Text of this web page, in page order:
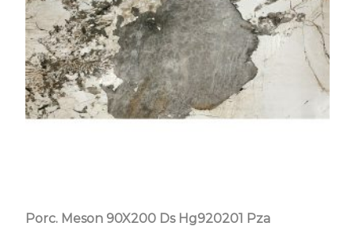
Porc. Meson 90X200 Ds Hg920201 Pza